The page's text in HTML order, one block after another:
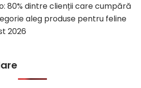
80% dintre clienții care cumpără
aleg produse pentru feline
2026